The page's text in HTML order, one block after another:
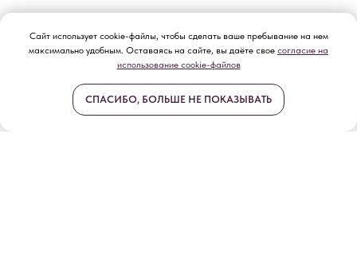
Сайт использует cookie-файлы, чтобы сделать ваше пребывание на нем
максимально удобным. Оставаясь на сайте, вы даёте свое согласие на
использование cookie-файлов
СПАСИБО, БОЛЬШЕ НЕ ПОКАЗЫВАТЬ